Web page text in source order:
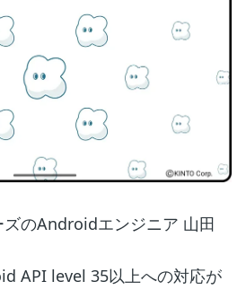
のAndroidエンジニア 山田
API level 35以上への対応が